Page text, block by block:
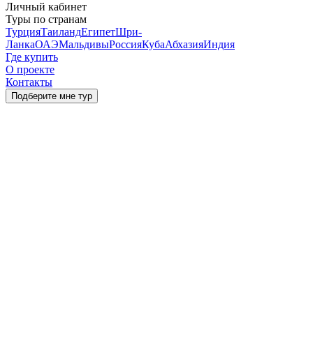
Личный кабинет
Туры по странам
ТурцияТаиландЕгипетШри-
ЛанкаОАЭМальдивыРоссияКубаАбхазияИндия
Где купить
О проекте
Контакты
Подберите мне тур